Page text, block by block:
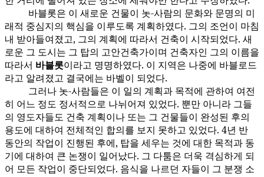
바블롯은 이 새로운 건물이 놋-사람의 문화와 문명의 미
래적 중심지의 핵심을 이루도록 계획하였다. 그의 조언이 마침
내 받아들여졌고, 그의 계획에 따라서 건축이 시작되었다. 새
로운 그 도시는 그 탑의 고안건축가이며 건축자인 그의 이름을
따라서 바블롯이라고 명명하였다. 이 지역은 나중에 바블로드
라고 알려졌고 결국에는 바벨이 되었다.
그러나 놋-사람들은 이 일의 계획과 목적에 관하여 여전
히 어느 정도 정서적으로 나뉘어져 있었다. 뿐만 아니라 그들
의 영도자들도 건축 계획이나 또는 그 건물들이 완성된 후의
용도에 대하여 전체적인 합의를 보지 못하고 있었다. 4년 반
동안의 작업이 진행된 후에, 탑을 세우는 것에 대한 목적과 동
기에 대하여 큰 논쟁이 일어났다. 그 다툼은 더욱 격심하게 되
어 모든 작업이 중단되었다. 음식을 나르던 자들이 그 분쟁 소